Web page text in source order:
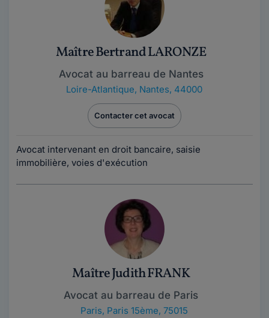
Maître Bertrand LARONZE
Avocat au barreau de Nantes
Loire-Atlantique, Nantes, 44000
Contacter cet avocat
Avocat intervenant en droit bancaire, saisie
immobilière, voies d'exécution
Maître Judith FRANK
Avocat au barreau de Paris
Paris, Paris 15ème, 75015